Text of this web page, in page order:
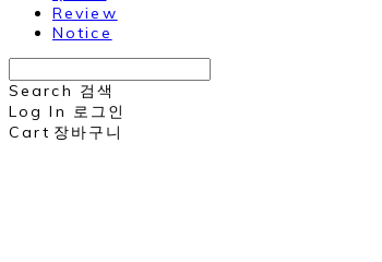
Review
Notice
Search 검색
Log In 로그인
Cart 장바구니